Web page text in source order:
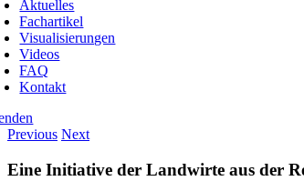
Aktuelles
Fachartikel
Visualisierungen
Videos
FAQ
Kontakt
Previous Next
Eine Initiative der Landwirte aus der